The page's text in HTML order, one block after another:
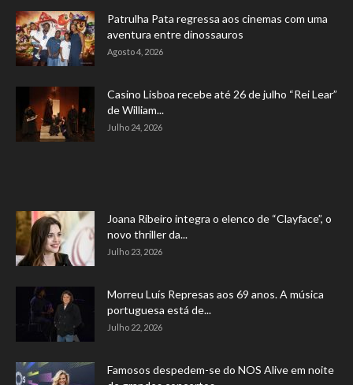
Patrulha Pata regressa aos cinemas com uma
aventura entre dinossauros
Agosto 4, 2026
Casino Lisboa recebe até 26 de julho “Rei Lear”
de William...
Julho 24, 2026
Joana Ribeiro integra o elenco de “Clayface”, o
novo thriller da...
Julho 23, 2026
Morreu Luís Represas aos 69 anos. A música
portuguesa está de...
Julho 22, 2026
Famosos despedem-se do NOS Alive em noite